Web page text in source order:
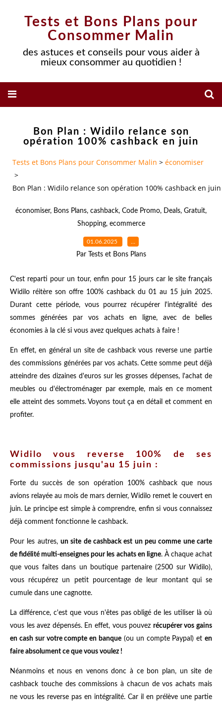
Tests et Bons Plans pour
Consommer Malin
des astuces et conseils pour vous aider à
mieux consommer au quotidien !
Bon Plan : Widilo relance son
opération 100% cashback en juin
Tests et Bons Plans pour Consommer Malin > économiser
>
Bon Plan : Widilo relance son opération 100% cashback en juin
économiser, Bons Plans, cashback, Code Promo, Deals, Gratuit,
Shopping, ecommerce
01.06.2025 …
Par Tests et Bons Plans
C'est reparti pour un tour, enfin pour 15 jours car le site français
Widilo réitère son offre 100% cashback du 01 au 15 juin 2025.
Durant cette période, vous pourrez récupérer l'intégralité des
sommes générées par vos achats en ligne, avec de belles
économies à la clé si vous avez quelques achats à faire !
En effet, en général un site de cashback vous reverse une partie
des commissions générées par vos achats. Cette somme peut déjà
atteindre des dizaines d'euros sur les grosses dépenses, l'achat de
meubles ou d'électroménager par exemple, mais en ce moment
elle atteint des sommets. Voyons tout ça en détail et comment en
profiter.
Widilo vous reverse 100% de ses
commissions jusqu'au 15 juin :
Forte du succès de son opération 100% cashbackque nous
avions relayée au mois de mars dernier, Widilo remet le couvert en
juin. Le principe est simple à comprendre, enfin si vous connaissez
déjà comment fonctionne le cashback.
Pour les autres, un site de cashback est un peu comme une carte
de fidélité multi-enseignes pour les achats en ligne. À chaque achat
que vous faites dans un boutique partenaire (2500 sur Widilo),
vous récupérez un petit pourcentage de leur montant qui se
cumule dans une cagnotte.
La différence, c'est que vous n'êtes pas obligé de les utiliser là où
vous les avez dépensés. En effet, vous pouvez récupérer vos gains
en cash sur votre compte en banque (ou un compte Paypal) et en
faire absolument ce que vous voulez !
Néanmoins et nous en venons donc à ce bon plan, un site de
cashback touche des commissions à chacun de vos achats mais
ne vous les reverse pas en intégralité. Car il en prélève une partie